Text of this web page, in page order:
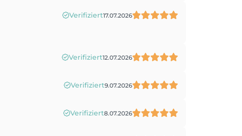
Verifiziert17.07.2026
Verifiziert12.07.2026
Verifiziert9.07.2026
Verifiziert8.07.2026